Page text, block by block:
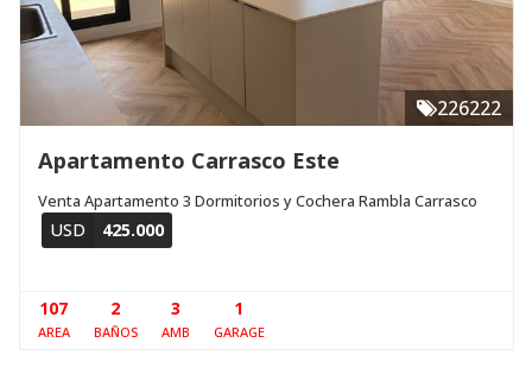
226222
Apartamento Carrasco Este
Venta Apartamento 3 Dormitorios y Cochera Rambla Carrasco
USD 425.000
107
AREA
2
BAÑOS
3
AMB
1
GARAGE